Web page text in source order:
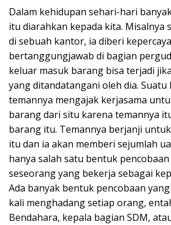
Dalam kehidupan sehari-hari
itu diarahkan kepada kita. Misalnya
di sebuah kantor, ia diberi
bertanggungjawab di bagian
keluar masuk barang bisa terjadi
yang ditandatangani oleh dia. Suatu
temannya mengajak kerjasama
barang dari situ karena temannya
barang itu. Temannya berjanji
itu dan ia akan memberi sejumlah
hanya salah satu bentuk
seseorang yang bekerja sebagai
Ada banyak bentuk pencobaan
kali menghadang setiap orang,
Bendahara, kepala bagian SDM,